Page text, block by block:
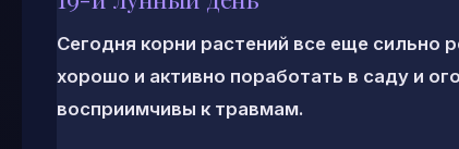
Сегодня корни растений все еще сильно
хорошо и активно поработать в саду и
восприимчивы к травмам.